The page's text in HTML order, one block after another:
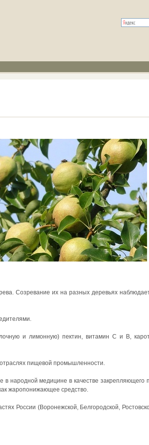
Созревание их на разных деревьях
и лимонную) пектин, витамин С и В,
пищевой промышленности.
народной медицине в качестве закрепляющего
жаропонижающее средство.
России (Воронежской, Белгородской,